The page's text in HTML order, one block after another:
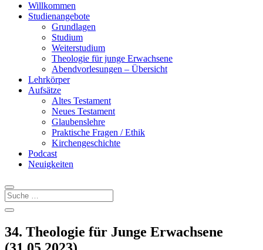
Willkommen
Studienangebote
Grundlagen
Studium
Weiterstudium
Theologie für junge Erwachsene
Abendvorlesungen – Übersicht
Lehrkörper
Aufsätze
Altes Testament
Neues Testament
Glaubenslehre
Praktische Fragen / Ethik
Kirchengeschichte
Podcast
Neuigkeiten
34. Theologie für Junge Erwachsene